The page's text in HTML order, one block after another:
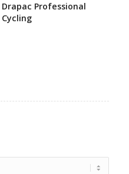
Drapac Professional
Cycling